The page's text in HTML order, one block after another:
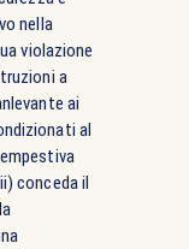
nella
violazione
a
ai
al
conceda il